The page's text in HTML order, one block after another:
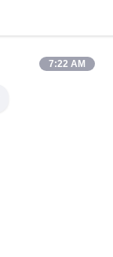
7:22 AM